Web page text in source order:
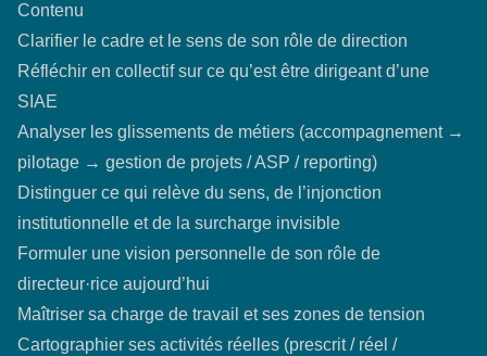
Contenu
Clarifier le cadre et le sens de son rôle de direction
Réfléchir en collectif sur ce qu’est être dirigeant d’une
SIAE
Analyser les glissements de métiers (accompagnement →
pilotage → gestion de projets / ASP / reporting)
Distinguer ce qui relève du sens, de l’injonction
institutionnelle et de la surcharge invisible
Formuler une vision personnelle de son rôle de
directeur·rice aujourd’hui
Maîtriser sa charge de travail et ses zones de tension
Cartographier ses activités réelles (prescrit / réel /